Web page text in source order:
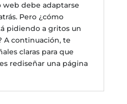
debe adaptarse
Pero ¿cómo
pidiendo a gritos un
A continuación, te
claras para que
rediseñar una página